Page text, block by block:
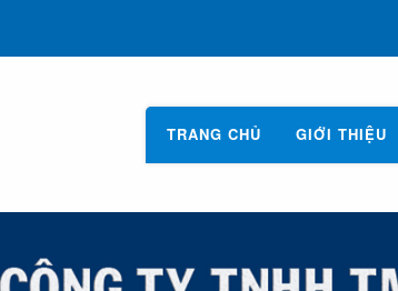
TRANG CHỦ GIỚI THIỆU